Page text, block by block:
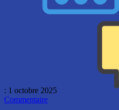
: 1 octobre 2025
Commentaire